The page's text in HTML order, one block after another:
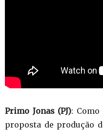
Primo Jonas (PJ):
proposta de produção